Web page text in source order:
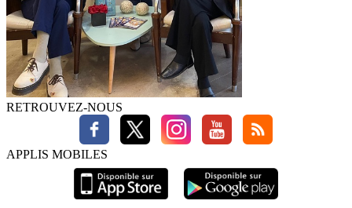
RETROUVEZ-NOUS
APPLIS MOBILES